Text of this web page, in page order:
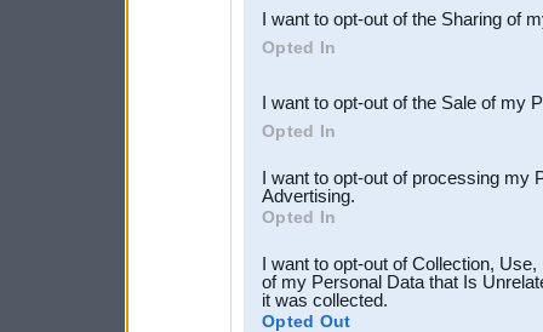
Downstream Participants
third parties.
I want to opt-out of the Sharing of
Opted In
I want to opt-out of the Sale of my
Opted In
I want to opt-out of processing my
Advertising.
Opted In
I want to opt-out of Collection,
of my Personal Data that Is
it was collected.
Opted Out